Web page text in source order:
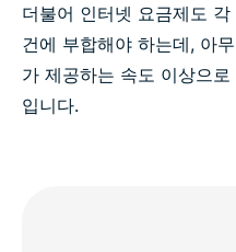
더불어 인터넷 요금제도
건에 부합해야 하는데, 아
가 제공하는 속도 이상으
입니다.